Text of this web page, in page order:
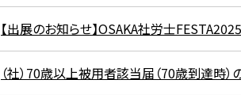
【出展のお知らせ】OSAKA社労士
（社）70歳以上被用者該当届（70歳到達時